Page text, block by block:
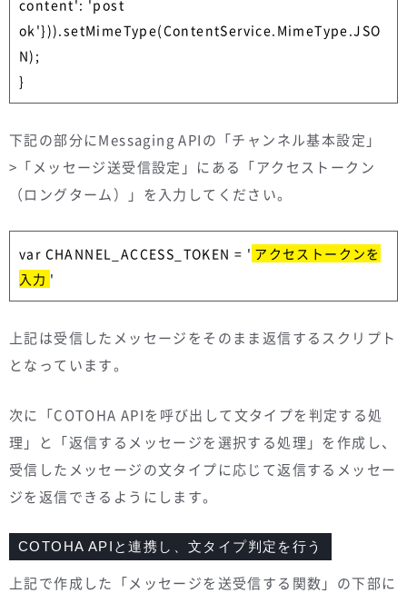
content': 'post
ok'})).setMimeType(ContentService.MimeType.JSO
N);
}
下記の部分にMessaging APIの「チャンネル基本設定」
>「メッセージ送受信設定」にある「アクセストークン
（ロングターム）」を入力してください。
var CHANNEL_ACCESS_TOKEN = ' アクセストークンを
入力 '
上記は受信したメッセージをそのまま返信するスクリプト
となっています。
次に「COTOHA APIを呼び出して文タイプを判定する処
理」と「返信するメッセージを選択する処理」を作成し、
受信したメッセージの文タイプに応じて返信するメッセー
ジを返信できるようにします。
COTOHA APIと連携し、文タイプ判定を行う
上記で作成した「メッセージを送受信する関数」の下部に